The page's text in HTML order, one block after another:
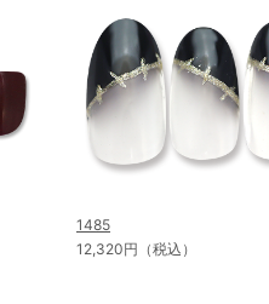
1485
12,320円（税込）